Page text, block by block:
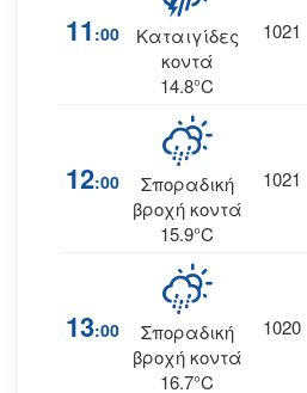
11 :00
Καταιγίδες
κοντά
14.8°C
1021
12:00
Σποραδική
βροχή κοντά
15.9°C
1021
13:00
Σποραδική
βροχή κοντά
16.7°C
1020